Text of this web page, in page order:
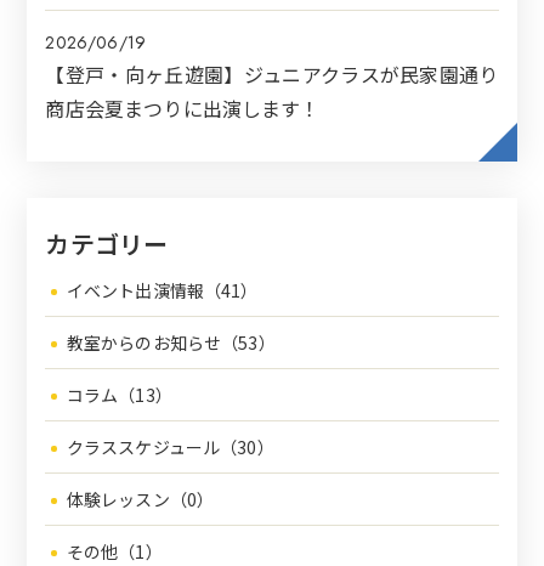
2026/06/19
【登戸・向ヶ丘遊園】ジュニアクラスが民家園通り
商店会夏まつりに出演します！
カテゴリー
イベント出演情報（41）
教室からのお知らせ（53）
コラム（13）
クラススケジュール（30）
体験レッスン（0）
その他（1）